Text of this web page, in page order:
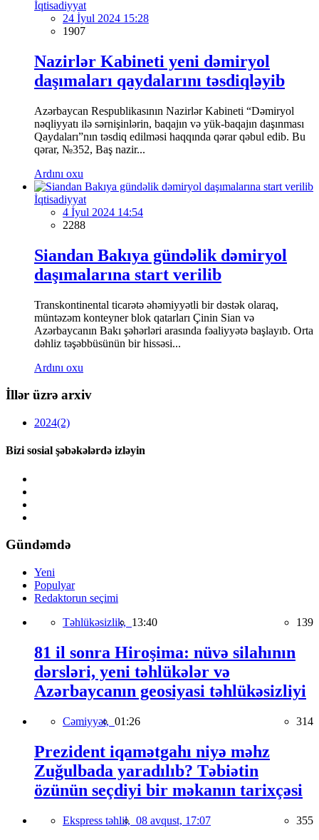
İqtisadiyyat
24 İyul 2024 15:28
1907
Nazirlər Kabineti yeni dəmiryol
daşımaları qaydalarını təsdiqləyib
Azərbaycan Respublikasının Nazirlər Kabineti “Dəmiryol
nəqliyyatı ilə sərnişinlərin, baqajın və yük-baqajın daşınması
Qaydaları”nın təsdiq edilməsi haqqında qərar qəbul edib. Bu
qərar, №352, Baş nazir...
Ardını oxu
İqtisadiyyat
4 İyul 2024 14:54
2288
Siandan Bakıya gündəlik dəmiryol
daşımalarına start verilib
Transkontinental ticarətə əhəmiyyətli bir dəstək olaraq,
müntəzəm konteyner blok qatarları Çinin Sian və
Azərbaycanın Bakı şəhərləri arasında fəaliyyətə başlayıb. Orta
dəhliz təşəbbüsünün bir hissəsi...
Ardını oxu
İllər üzrə arxiv
2024(2)
Bizi sosial şəbəkələrdə izləyin
Gündəmdə
Yeni
Populyar
Redaktorun seçimi
Təhlükəsizlik, 13:40 139
81 il sonra Hiroşima: nüvə silahının
dərsləri, yeni təhlükələr və
Azərbaycanın geosiyasi təhlükəsizliyi
Cəmiyyət, 01:26 314
Prezident iqamətgahı niyə məhz
Zuğulbada yaradılıb? Təbiətin
özünün seçdiyi bir məkanın tarixçəsi
Ekspress təhlil, 08 avqust, 17:07 355